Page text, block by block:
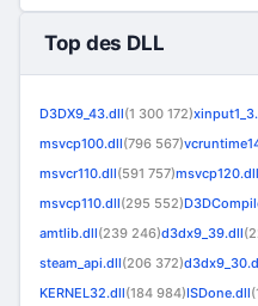
Top des DLL
D3DX9_43.dll(1 300 172)
msvcp100.dll(796 567)
msvcr110.dll(591 757)msvcp120.dll
msvcp110.dll(295 552)
amtlib.dll(239 246)d3dx9_39.dll
steam_api.dll(206 372)
KERNEL32.dll(184 984)ISDone.dll